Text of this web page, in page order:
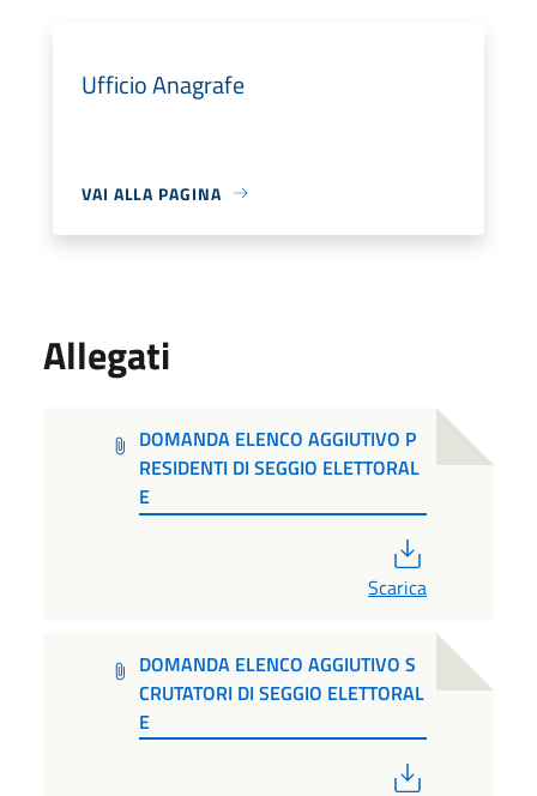
Ufficio Anagrafe
VAI ALLA PAGINA
Allegati
DOMANDA ELENCO AGGIUTIVO P
RESIDENTI DI SEGGIO ELETTORAL
E
Scarica
DOMANDA ELENCO AGGIUTIVO S
CRUTATORI DI SEGGIO ELETTORAL
E